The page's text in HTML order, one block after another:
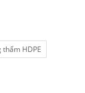
HDPE